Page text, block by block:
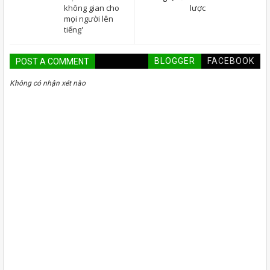
lược
không gian cho
mọi người lên
tiếng'
POST A COMMENT BLOGGER FACEBOOK
Không có nhận xét nào